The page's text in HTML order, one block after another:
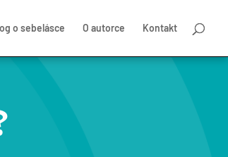
o sebelásce O autorce Kontakt